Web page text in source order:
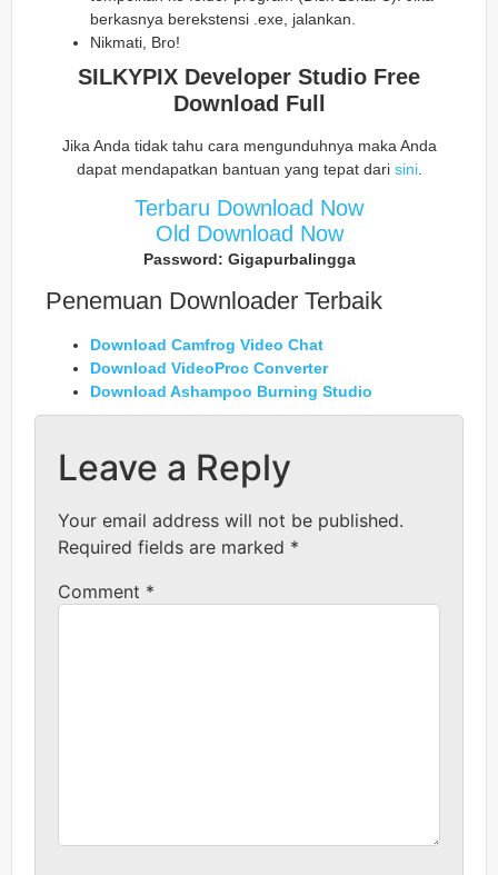
berkasnya berekstensi .exe, jalankan.
Nikmati, Bro!
SILKYPIX Developer Studio Free
Download Full
Jika Anda tidak tahu cara mengunduhnya maka Anda
dapat mendapatkan bantuan yang tepat dari sini.
Terbaru Download Now
Old Download Now
Password: Gigapurbalingga
Penemuan Downloader Terbaik
Download Camfrog Video Chat
Download VideoProc Converter
Download Ashampoo Burning Studio
Leave a Reply
Your email address will not be published.
Required fields are marked *
Comment *